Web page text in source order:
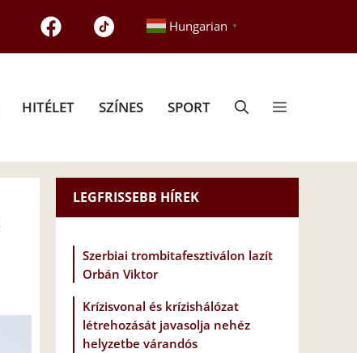
Hungarian ▼
HITÉLET SZÍNES SPORT
LEGFRISSEBB HÍREK
Szerbiai trombitafesztiválon lazít
Orbán Viktor
Krízisvonal és krízishálózat
létrehozását javasolja nehéz
helyzetbe várandós